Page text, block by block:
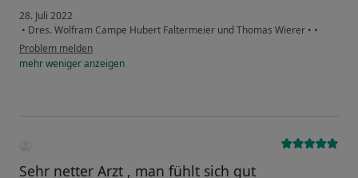
28. Juli 2022
• Dres. Wolfram Campe Hubert Faltermeier und Thomas Wierer • •
Problem melden
mehrwenigeranzeigen
Sehr netter Arzt , man fühlt sich gut